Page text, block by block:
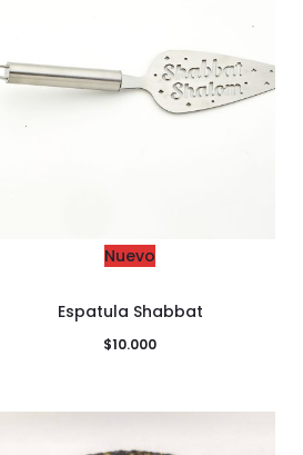
Nuevo
Espatula Shabbat
$10.000